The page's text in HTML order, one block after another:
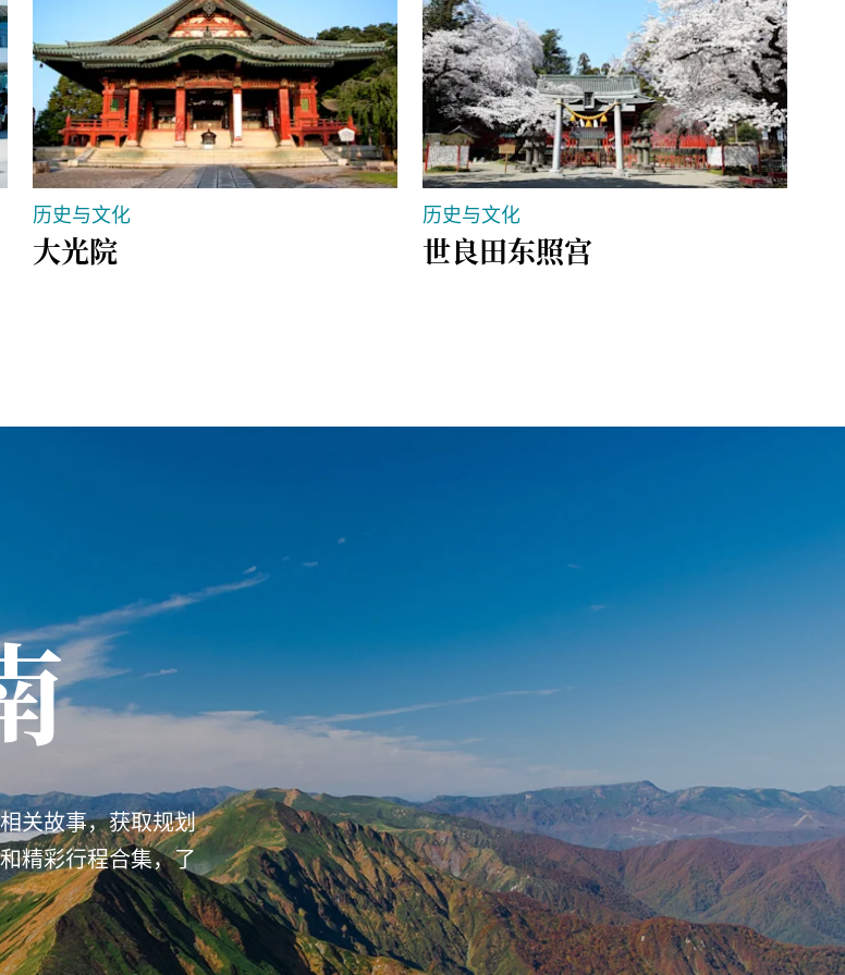
历史与文化
大光院
历史与文化
世良田东照宫
关故事，获取规划
精彩行程合集，了